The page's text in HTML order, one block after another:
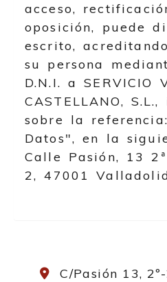
acceso,
oposición, puede
escrito,
su persona
D.N.I. aSERVICIO
CASTELLANO, S.L.,
sobre la
Datos", en la
Calle Pasión, 13
2,47001
C/Pasión 13,